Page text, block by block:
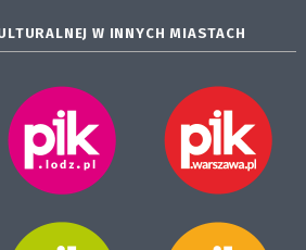
W INNYCH MIASTACH